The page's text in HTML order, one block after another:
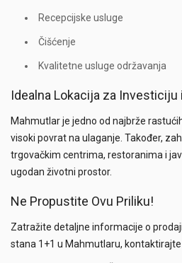
Recepcijske usluge
Čišćenje
Kvalitetne usluge održavanja
Idealna Lokacija za Investiciju
Mahmutlar je jedno od najbrže
visoki povrat na ulaganje. Također,
trgovačkim centrima, restoranima i
ugodan životni prostor.
Ne Propustite Ovu Priliku!
Zatražite detaljne informacije o
stana 1+1 u Mahmutlaru, kontaktirajte